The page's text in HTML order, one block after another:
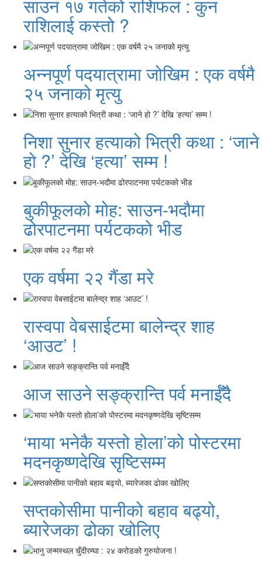
साउन १७ गतेको राशिफल : कुन
राशिलाई कस्तो ?
अन्नपूर्ण पदयात्रामा जोखिम : एक वर्षमै
२५ जनाको मृत्यु
निशा सुनार हत्याको भित्री कथा : ‘जाने
हो ?’ देखि ‘हत्या’ सम्म !
बुकीफूलको मोह: साउन-भदौमा
ढोरपाटनमा पर्यटकको भीड
एक वर्षमा २२ गैंडा मरे
रास्वपा वेबसाईटमा बालेन्द्र शाह
‘आउट’ !
आज साउने सङ्क्रान्ति पर्व मनाईँदै
‘माया भनेकै यस्तो होला’को पोस्टरमा
मदनकृष्णदेखि सृष्टिसम्म
सप्तकोसीमा पानीको बहाव बढ्यो,
ब्यारेजका ढोका खोलिए